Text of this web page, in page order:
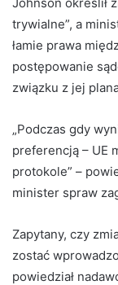
trywialne”, a
łamie prawa
postępowanie
związku z jej
„Podczas gdy
preferencją – UE
protokole” –
minister spraw
Zapytany, czy
zostać
powiedział